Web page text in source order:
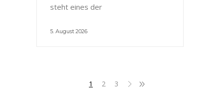
steht eines der
5. August 2026
1 2 3